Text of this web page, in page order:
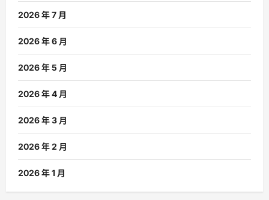
2026 年 7 月
2026 年 6 月
2026 年 5 月
2026 年 4 月
2026 年 3 月
2026 年 2 月
2026 年 1 月